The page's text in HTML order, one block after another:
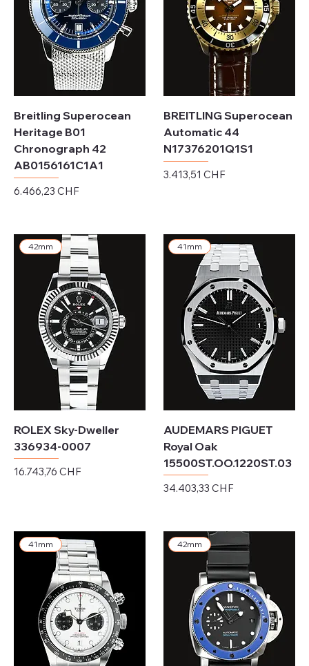
Breitling Superocean
Heritage B01
Chronograph 42
AB0156161C1A1
Preis
6.466,23 CHF
BREITLING Superocean
Automatic 44
N17376201Q1S1
Preis
3.413,51 CHF
42mm
ROLEX Sky-Dweller
336934-0007
Preis
16.743,76 CHF
41mm
AUDEMARS PIGUET
Royal Oak
15500ST.OO.1220ST.03
Preis
34.403,33 CHF
41mm 42mm